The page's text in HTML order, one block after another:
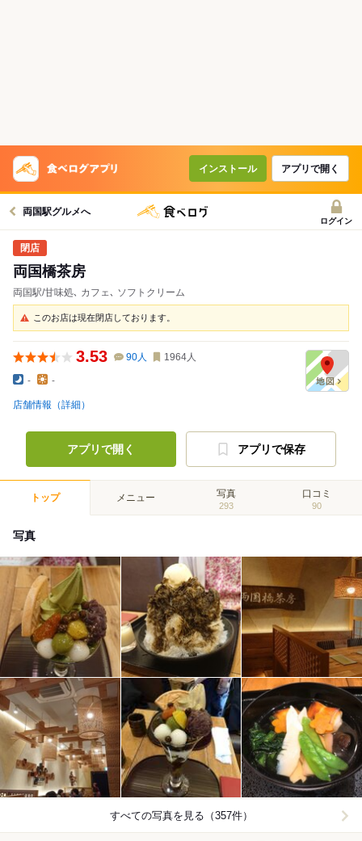
インストール アプリで開く
両国駅グルメへ
ログイン
両国橋茶房
両国駅/甘味処､ カフェ､ ソフトクリーム
このお店は現在閉店しております。
3.53 90人 1964人
- -
店舗情報（詳細）
アプリで開く アプリで保存
トップ メニュー 写真
293
口コミ
90
写真
すべての写真を見る（357件）